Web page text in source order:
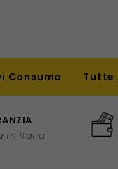
Consumo Tutte
in Italia